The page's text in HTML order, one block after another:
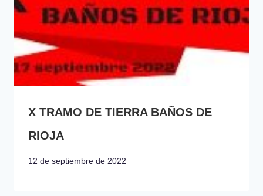
X TRAMO DE TIERRA BAÑOS DE
RIOJA
12 de septiembre de 2022